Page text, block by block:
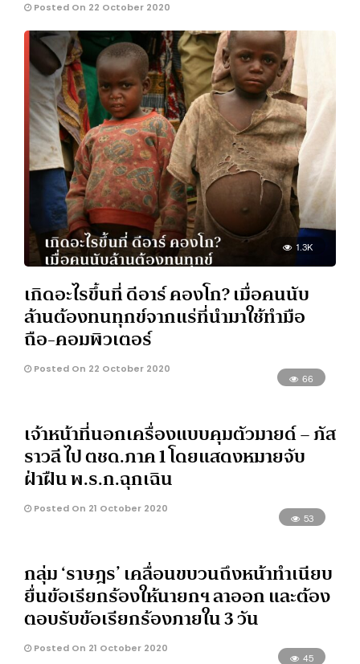
Posted On 22 October 2020
1.3K
เกิดอะไรขึ้นที่ ดีอาร์ คองโก? เมื่อคนนับ
ล้านต้องทนทุกข์จากแร่ที่นำมาใช้ทำมือ
ถือ-คอมพิวเตอร์
Posted On 22 October 2020
66
เจ้าหน้าที่นอกเครื่องแบบคุมตัวมายด์ – ภัส
ราวลี ไป ตชด.ภาค 1 โดยแสดงหมายจับ
ฝ่าฝืน พ.ร.ก.ฉุกเฉิน
Posted On 21 October 2020
53
กลุ่ม ‘ราษฎร’ เคลื่อนขบวนถึงหน้าทำเนียบ
ยื่นข้อเรียกร้องให้นายกฯ ลาออก และต้อง
ตอบรับข้อเรียกร้องภายใน 3 วัน
Posted On 21 October 2020
45